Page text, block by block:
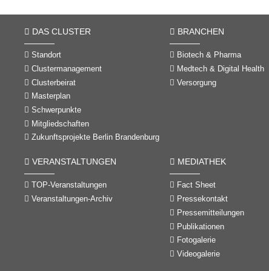
DAS CLUSTER
Standort
Clustermanagement
Clusterbeirat
Masterplan
Schwerpunkte
Mitgliedschaften
Zukunftsprojekte Berlin Brandenburg
BRANCHEN
Biotech & Pharma
Medtech & Digital Health
Versorgung
VERANSTALTUNGEN
TOP-Veranstaltungen
Veranstaltungen-Archiv
MEDIATHEK
Fact Sheet
Pressekontakt
Pressemitteilungen
Publikationen
Fotogalerie
Videogalerie